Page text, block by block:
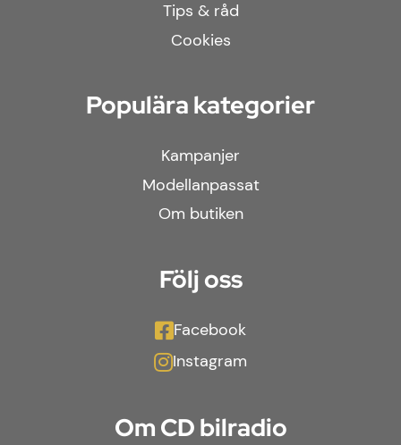
Tips & råd
Cookies
Populära kategorier
Kampanjer
Modellanpassat
Om butiken
Följ oss
Facebook
Instagram
Om CD bilradio